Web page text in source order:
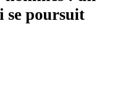
se poursuit